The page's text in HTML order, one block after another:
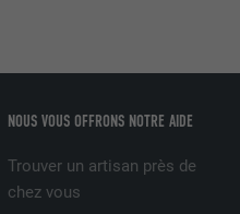
NOUS VOUS OFFRONS NOTRE AIDE
Trouver un artisan près de
chez vous
suivre l'utilisation de